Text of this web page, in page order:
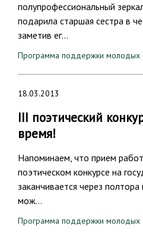
полупрофессиональный
подарила старшая сестра в
заметив ег…
Программа поддержки молодых
18.03.2013
III поэтический
время!
Напоминаем, что прием
поэтическом конкурсе на
заканчивается через
мож…
Программа поддержки молодых